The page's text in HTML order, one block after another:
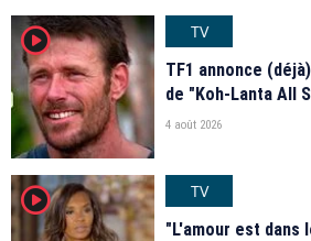
player2
TV
TF1 annonce
de "Koh-Lanta All
4 août 2026
player2
TV
"L'amour est dans